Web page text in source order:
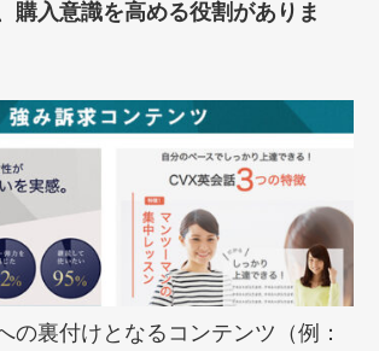
購入意識を高める役割がありま
の裏付けとなるコンテンツ（例：